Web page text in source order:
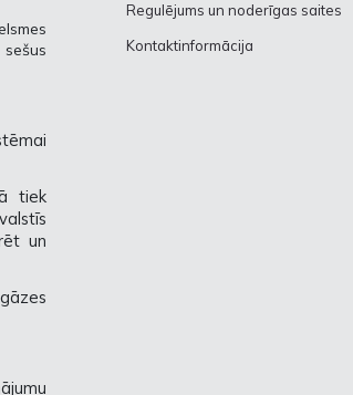
tiek
un
Regulējums un noderīgas saites
Kontaktinformācija